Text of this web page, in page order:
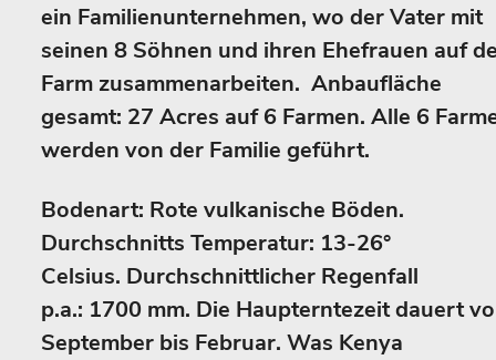
ein Familienunternehmen, wo der Vater mit
seinen 8 Söhnen und ihren Ehefrauen auf
Farm zusammenarbeiten. Anbaufläche
gesamt: 27 Acres auf 6 Farmen. Alle 6
werden von der Familie geführt.
Bodenart: Rote vulkanische Böden.
Durchschnitts Temperatur: 13-26°
Celsius. Durchschnittlicher Regenfall
p.a.: 1700 mm. Die Haupterntezeit dauert
September bis Februar. Was Kenya